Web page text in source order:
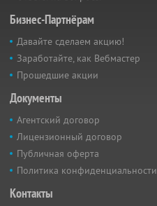
Бизнес-Партнёрам
Давайте сделаем акцию!
Заработайте, как Вебмастер
Прошедшие акции
Документы
Агентский договор
Лицензионный договор
Публичная оферта
Политика конфиденциальности
Контакты